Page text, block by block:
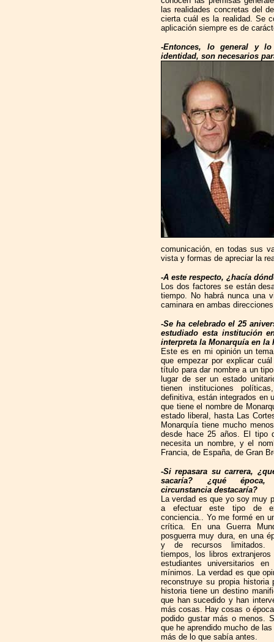
las realidades concretas del
cierta cuál es la realidad. Se
aplicación siempre es de
-Entonces, lo general y
identidad, son necesarios
comunicación, en todas sus
vista y formas de apreciar la
-A este respecto, ¿hacía
Los dos factores se están
tiempo. No habrá nunca una
caminara en ambas
-Se ha celebrado el 25
estudiado esta institución
interpreta la Monarquía en la
Este es en mi opinión un
que empezar por explicar
título para dar nombre a un
lugar de ser un estado
tienen instituciones
definitiva, están integrados en
que tiene el nombre de
estado liberal, hasta Las
Monarquía tiene mucho
desde hace 25 años. El tipo
necesita un nombre, y el
Francia, de España, de Gran
-Si repasara su carrera,
sacaría? ¿qué
circunstancia destacaría?
La verdad es que yo soy muy
a efectuar este tipo de
conciencia.. Yo me formé en
crítica. En una Guerra
posguerra muy dura, en una
y de recursos limitados.
tiempos, los libros
estudiantes universitarios en
mínimos. La verdad es que
reconstruye su propia historia
historia tiene un destino
que han sucedido y han
más cosas. Hay cosas o
podido gustar más o menos.
que he aprendido mucho de
más de lo que sabía antes.